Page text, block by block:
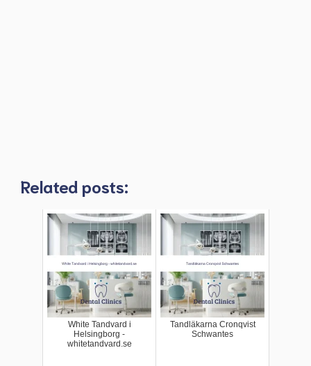
Related posts:
White Tandvard i
Helsingborg -
whitetandvard.se
Tandläkarna Cronqvist
Schwantes